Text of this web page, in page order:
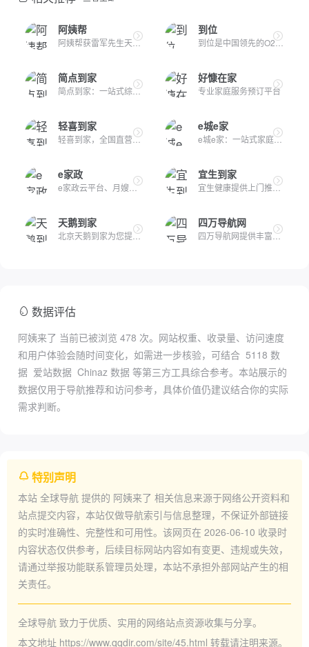
阿姨帮
阿姨帮获雷军先生天使投资并于2013年8月创立，是家政保洁上门到...
到位
到位是中国领先的O2O上门服务平台，汇聚数万种高品质到家服务。...
简点到家
简点到家：一站式综合家政服务交易保障平台简点到家是一个专注...
好慷在家
专业家庭服务预订平台
轻喜到家
轻喜到家，全国直营连锁家政品牌，提供月嫂、保洁、育儿嫂等专...
e城e家
e城e家：一站式家庭生活服务平台e城e家专注于为家庭用户提供便...
e家政
e家政云平台、月嫂端和客户端APP，协助家政公司实现高效管理
宜生到家
宜生健康提供上门推拿服务，专注上门推拿和上门按摩服务及产后...
天鹅到家
北京天鹅到家为您提供专业、便捷、安心的标准化到家服务，主要...
四万导航网
四万导航网提供丰富实用的在线工具和AI工具集，帮助您轻松处理...
数据评估
阿姨来了 当前已被浏览 478 次。网站权重、收录量、访问速度
和用户体验会随时间变化，如需进一步核验，可结合 5118 数
据 爱站数据 Chinaz 数据 等第三方工具综合参考。本站展示的
数据仅用于导航推荐和访问参考，具体价值仍建议结合你的实际
需求判断。
特别声明
本站 全球导航 提供的 阿姨来了 相关信息来源于网络公开资料和
站点提交内容，本站仅做导航索引与信息整理，不保证外部链接
的实时准确性、完整性和可用性。该网页在 2026-06-10 收录时
内容状态仅供参考，后续目标网站内容如有变更、违规或失效，
请通过举报功能联系管理员处理，本站不承担外部网站产生的相
关责任。
全球导航 致力于优质、实用的网络站点资源收集与分享。
本文地址 https://www.qqdir.com/site/45.html 转载请注明来源。